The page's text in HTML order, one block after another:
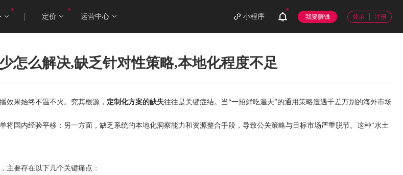
定价 运营中心 小程序 我要赚钱 登录 注册
怎么解决,缺乏针对性策略,本地化程度不足
效果始终不温不火。究其根源， 定制化方案的缺失往往是关键症结。当“一招鲜吃遍天”的通用策略遭遇千差万别的海外市场
国内经验平移；另一方面，缺乏系统的本地化洞察能力和资源整合手段，导致公关策略与目标市场严重脱节。这种“水土
主要存在以下几个关键痛点：